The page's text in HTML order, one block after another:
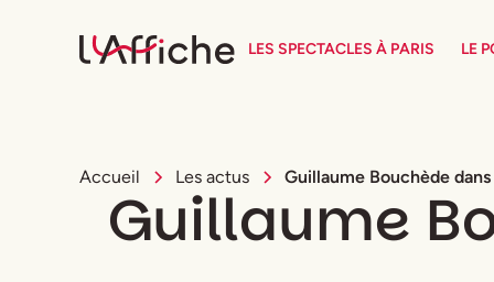
LES SPECTACLES À PARIS LE
Accueil Les actus Guillaume Bouchède
Guillaume